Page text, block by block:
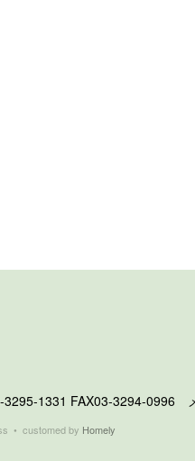
1331 FAX03-3294-0996
• customed by Homely